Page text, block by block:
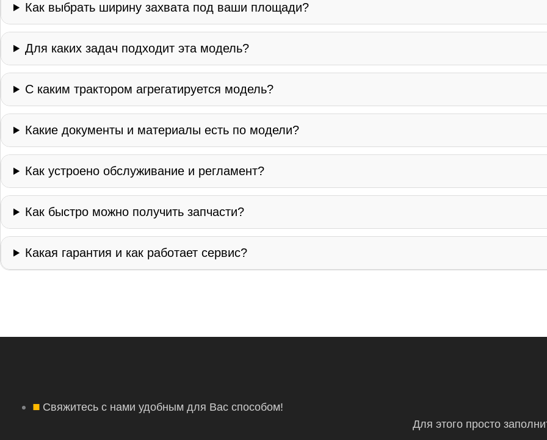
Как выбрать ширину захвата под ваши площади?
Для каких задач подходит эта модель?
С каким трактором агрегатируется модель?
Какие документы и материалы есть по модели?
Как устроено обслуживание и регламент?
Как быстро можно получить запчасти?
Какая гарантия и как работает сервис?
Свяжитесь с нами удобным для Вас способом!
Для этого просто